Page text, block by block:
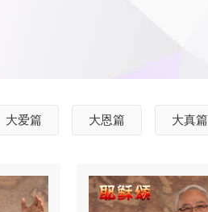
大爱篇 大恩篇 大真篇